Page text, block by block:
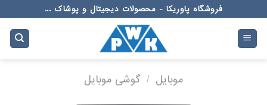
to
content
فروشگاه پاوریکا - محصولات دیجیتال و پوشاک ...
موبایل / گوشی موبایل